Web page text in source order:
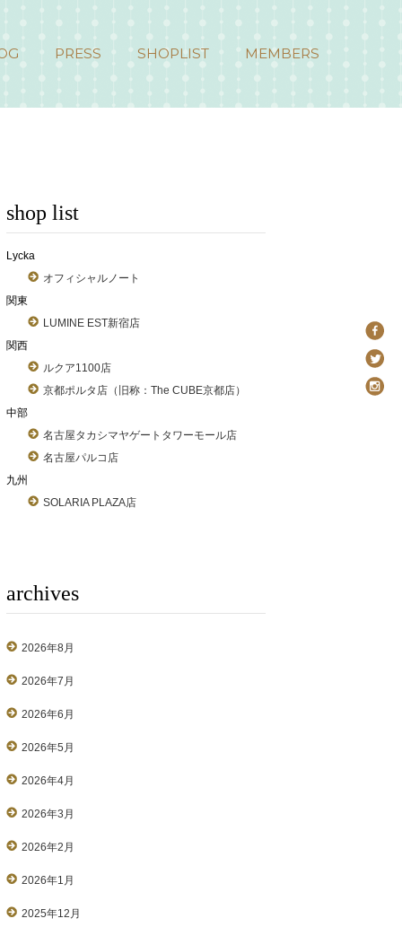
PRESS SHOPLIST MEMBERS
shop list
Lycka
オフィシャルノート
関東
LUMINE EST新宿店
関西
ルクア1100店
京都ポルタ店（旧称：The CUBE京都店）
中部
名古屋タカシマヤゲートタワーモール店
名古屋パルコ店
九州
SOLARIA PLAZA店
archives
2026年8月
2026年7月
2026年6月
2026年5月
2026年4月
2026年3月
2026年2月
2026年1月
2025年12月